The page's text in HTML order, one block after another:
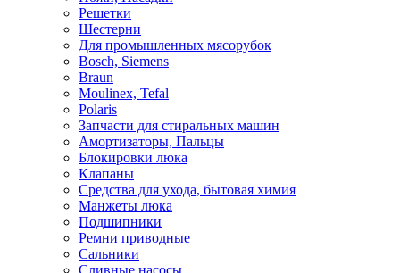
Решетки
Шестерни
Для промышленных мясорубок
Bosch, Siemens
Braun
Moulinex, Tefal
Polaris
Запчасти для стиральных машин
Амортизаторы, Пальцы
Блокировки люка
Клапаны
Средства для ухода, бытовая химия
Манжеты люка
Подшипники
Ремни приводные
Сальники
Сливные насосы